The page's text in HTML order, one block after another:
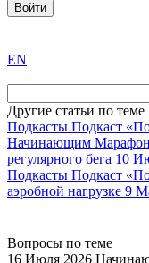
Войти
the
division
agent
watch
replica
showcases
substantial
areas.
replica
EN
Другие статьи по теме
Подкасты Подкаст
Начинающим
регулярного бега 10
Подкасты Подкаст
аэробной нагрузке 9
Вопросы по теме
16 Июля 2026